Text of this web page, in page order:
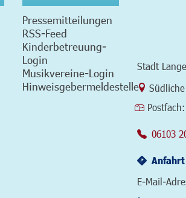
Pressemitteilungen
RSS-Feed
Kinderbetreuung-
Login
Musikvereine-Login
Hinweisgebermeldestelle
Stadt
Link zur
Postfach:
06103
Anfahrt
E-Mail-